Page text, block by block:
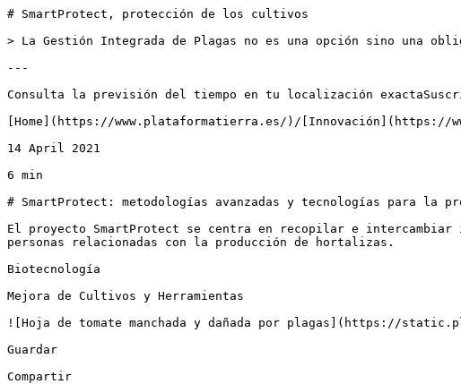
# SmartProtect, protección de los cultivos
> La Gestión Integrada de Plagas no es una opción sino una
---
Consulta la previsión del tiempo en tu localización
[Home](https://www.plataformatierra.es/)/[Innovación](https://
14 April 2021
6 min
# SmartProtect: metodologías avanzadas y tecnologías para la
El proyecto SmartProtect se centra en recopilar e
personas relacionadas con la producción de hortalizas.
Biotecnología
Mejora de Cultivos y Herramientas
![Hoja de tomate manchada y dañada por plagas](https://
Guardar
Compartir